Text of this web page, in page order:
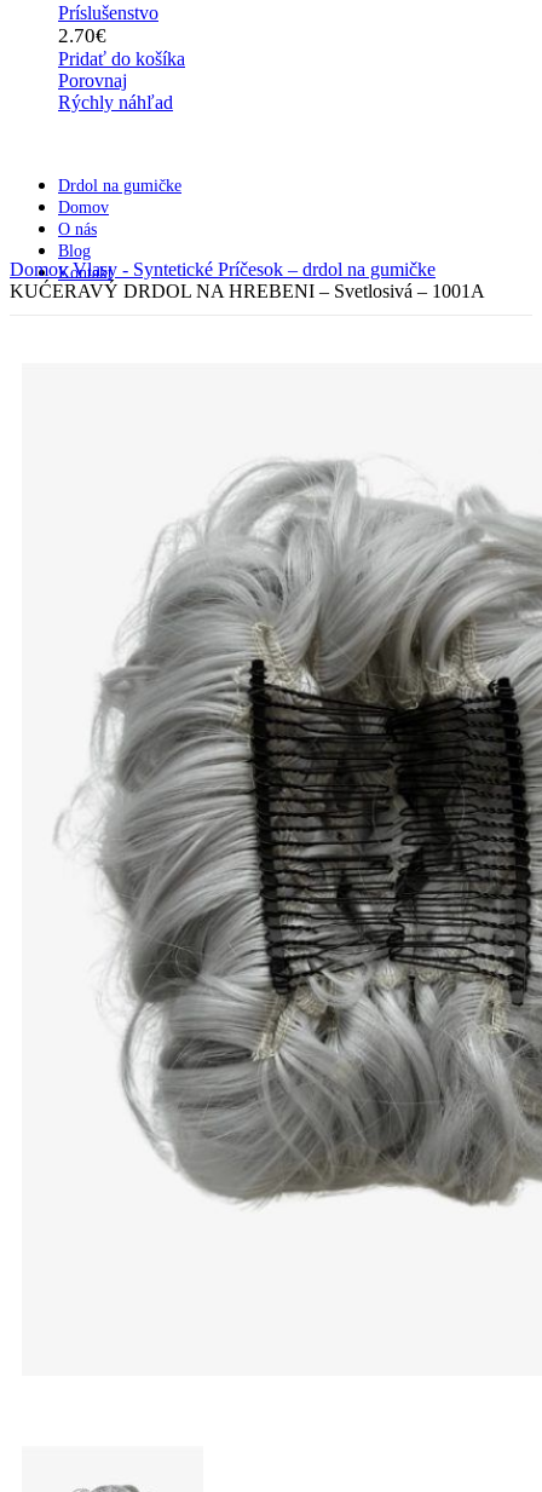
Príslušenstvo
2.70€
Pridať do košíka
Porovnaj
Rýchly náhľad
Drdol na gumičke
Domov
O nás
Blog
Kontakt
DomovVlasy - Syntetické Príčesok – drdol na gumičke
KUĆERAVÝ DRDOL NA HREBENI – Svetlosivá – 1001A